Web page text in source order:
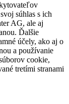
súhlas s ich
AG, ale aj
Ďalšie
účely, ako aj o
a používanie
cookie,
tretími stranami